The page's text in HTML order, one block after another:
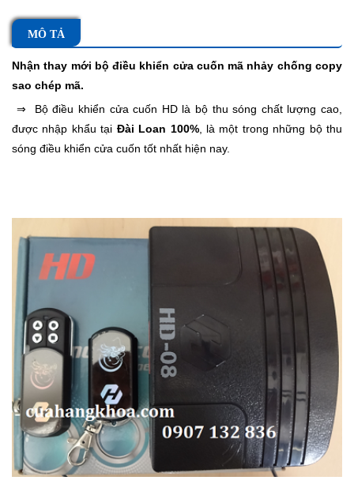
MÔ TẢ
Nhận thay mới bộ điều khiển cửa cuốn mã nhảy chống copy
sao chép mã.
⇒ Bộ điều khiển cửa cuốn HDlà bộ thu sóng chất lượng cao,
được nhập khẩu tại Đài Loan 100%, là một trong những bộ thu
sóng điều khiển cửa cuốn tốt nhất hiện nay.